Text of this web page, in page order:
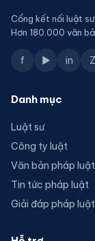
Cổng kết nối luật
Hơn 180.000 văn
f ▶ in Z
Danh mục
Luật sư
Công ty luật
Văn bản pháp luật
Tin tức pháp luật
Giải đáp pháp luật